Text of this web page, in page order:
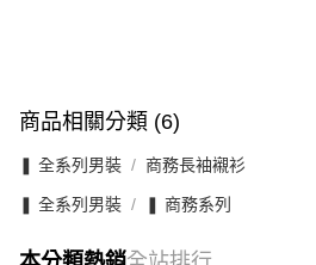
商品相關分類 (6)
❚ 全系列男裝 商務長袖襯衫
❚ 全系列男裝 ❚ 商務系列